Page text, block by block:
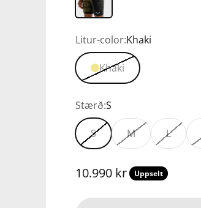
Litur-color:Khaki
Khaki
Stærð:S
S M L
Tilboðsverð
10.990 kr Uppselt